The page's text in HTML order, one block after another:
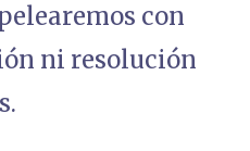
con
ni resolución